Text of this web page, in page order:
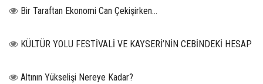
Bir Taraftan Ekonomi Can Çekişirken…
KÜLTÜR YOLU FESTİVALİ VE KAYSERİ’NİN CEBİNDEKİ HESAP
Altının Yükselişi Nereye Kadar?